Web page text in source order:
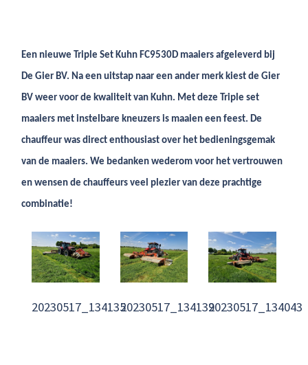
Een nieuwe Triple Set Kuhn FC9530D maaiers afgeleverd bij
De Gier BV. Na een uitstap naar een ander merk kiest de Gier
BV weer voor de kwaliteit van Kuhn. Met deze Triple set
maaiers met instelbare kneuzers is maaien een feest. De
chauffeur was direct enthousiast over het bedieningsgemak
van de maaiers. We bedanken wederom voor het vertrouwen
en wensen de chauffeurs veel plezier van deze prachtige
combinatie!
20230517_13413520230517_13413920230517_134043